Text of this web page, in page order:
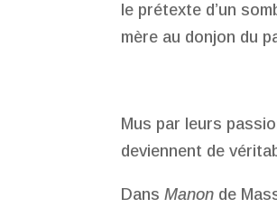
le prétexte d’un
mère au donjon du
Mus par leurs
deviennent de
DansManon de